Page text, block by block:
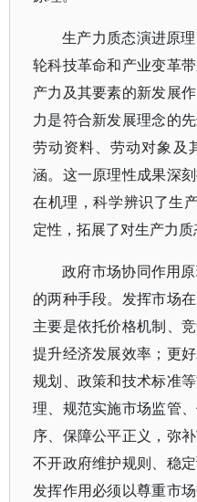
生产力质态演进原
轮科技革命和产业变革
产力及其要素的新发展
力是符合新发展理念的
劳动资料、劳动对象及
涵。这一原理性成果深
在机理，科学辨识了生
定性，拓展了对生产力质
政府市场协同作用
的两种手段。发挥市场
主要是依托价格机制、
提升经济发展效率；更
规划、政策和技术标准
理、规范实施市场监管
序、保障公平正义，弥
不开政府维护规则、稳
发挥作用必须以尊重市